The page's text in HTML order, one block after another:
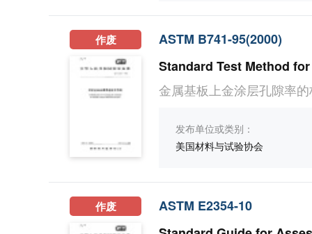
作废 ASTM B741-95(2000)
金属基板上金涂层孔隙率
发布单位或类别：
美国材料与试验协会
作废 ASTM E2354-10